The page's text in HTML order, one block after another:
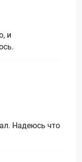
и
Надеюсь что